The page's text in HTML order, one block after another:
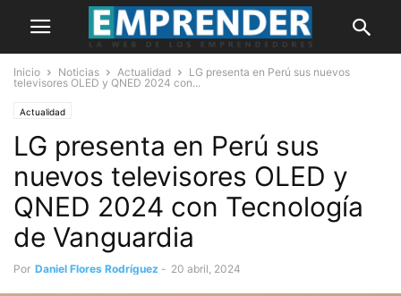
Inicio Noticias Actualidad
LG presenta en Perú sus nuevos
televisores OLED y QNED 2024 con...
Actualidad
LG presenta en Perú sus
nuevos televisores OLED y
QNED 2024 con Tecnología
de Vanguardia
Por Daniel Flores Rodríguez - 20 abril, 2024